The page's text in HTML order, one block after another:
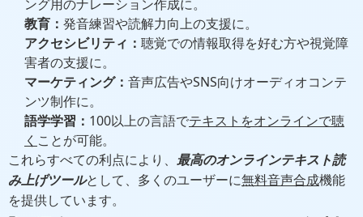
ング用のナレーション作成に。
教育： 発音練習や読解力向上の支援に。
アクセシビリティ： 聴覚での情報取得を好む方や視覚障
害者の支援に。
マーケティング： 音声広告やSNS向けオーディオコンテ
ンツ制作に。
語学学習： 100以上の言語でテキストをオンラインで聴
く ことが可能。
これらすべての利点により、 最高のオンラインテキスト読
み上げツールとして、多くのユーザーに無料音声合成機能
を提供しています。